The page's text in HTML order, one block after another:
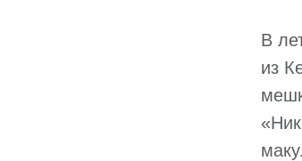
В
из